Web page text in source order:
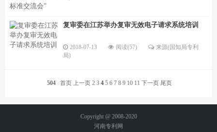
复审委在江苏举办复审无效电子请求系统培训
2018-07-13 阅读(57)
来源(国知局专利
局)
504 首页 上一页 2 3 4 5 6 7 8 9 10 11 下一页 尾页
Copyright @ 2008-2020
河南专利网